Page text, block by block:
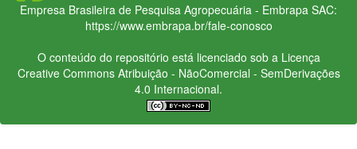
Empresa Brasileira de Pesquisa Agropecuária - Embrapa SAC:
https://www.embrapa.br/fale-conosco
O conteúdo do repositório está licenciado sob a Licença
Creative CommonsAtribuição - NãoComercial - SemDerivações
4.0 Internacional.